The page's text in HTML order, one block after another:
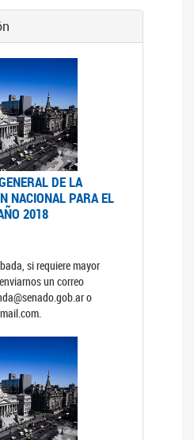
DE LA
NACIONAL PARA EL
2018
si requiere mayor
un correo
o